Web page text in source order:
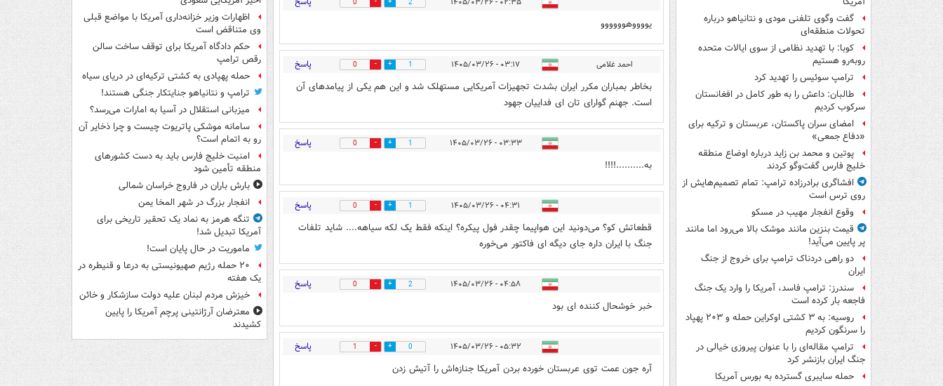
گفت وگوی تلفنی مودی و نتانیاهو درباره
تحولات منطقه‌ای
کوبا: با تهدید نظامی از سوی ایالات متحده
روبه‌رو هستیم
ترامپ سوئیس را تهدید کرد
طالبان: داعش را به طور کامل در افغانستان
سرکوب کردیم
امضای سران پاکستان، عربستان و ترکیه برای
«دفاع جمعی»
پوتین و محمد بن زاید درباره اوضاع منطقه
خلیج فارس گفت‌وگو کردند
افشاگری برادرزاده ترامپ: تمام تصمیم‌هایش از
روی ترس است
وقوع انفجار مهیب در مسکو
قیمت بنزین مانند موشک بالا می‌رود اما مانند
پر پایین می‌آید!
دو راهی دردناک ترامپ برای خروج از جنگ
ایران
سندرز: ترامپ فاسد، آمریکا را وارد یک جنگ
فاجعه بار کرده است
روسیه: به ۳ کشتی اوکراین حمله و ۲۰۳ پهپاد
را سرنگون کردیم
ترامپ مقاله‌ای را با عنوان پیروزی خیالی در
جنگ ایران بازنشر کرد
حمله سایبری گسترده به بورس آمریکا
2
0
یووووهوووووو
احمد غلامی ۰۳:۱۷ - ۱۴۰۵/۰۳/۲۶ 1
0 پاسخ
بخاطر بمباران مکرر ایران بشدت تجهیزات آمریکایی مستهلک شد و این هم یکی از پیامدهای آن
است. جهنم گوارای تان ای فداییان جهود
۰۳:۳۳ - ۱۴۰۵/۰۳/۲۶ 1
0 پاسخ
به..........!!!!
۰۴:۳۱ - ۱۴۰۵/۰۳/۲۶ 1
0 پاسخ
قطعاتش کو؟ می‌دونید این هواپیما چقدر فول پیکره؟ اینکه فقط یک لکه سیاهه.... شاید تلفات
جنگ با ایران داره جای دیگه ای فاکتور می‌خوره
۰۴:۵۸ - ۱۴۰۵/۰۳/۲۶ 2
0 پاسخ
خبر خوشحال کننده ای بود
۰۵:۳۲ - ۱۴۰۵/۰۳/۲۶ 0
1 پاسخ
آره جون عمت توی عربستان خورده بردن آمریکا جنازه‌اش را آتیش زدن
اظهارات وزیر خزانه‌داری آمریکا با مواضع قبلی
وی متناقض است
حکم دادگاه آمریکا برای توقف ساخت سالن
رقص ترامپ
حمله پهپادی به کشتی ترکیه‌ای در دریای سیاه
ترامپ و نتانیاهو جنایتکار جنگی هستند!
میزبانی استقلال در آسیا به امارات می‌رسد؟
سامانه موشکی پاتریوت چیست و چرا ذخایر آن
رو به اتمام است؟
امنیت خلیج فارس باید به دست کشورهای
منطقه تأمین شود
بارش باران در فاروج خراسان شمالی
انفجار بزرگ در شهر المخا یمن
تنگه هرمز به نماد یک تحقیر تاریخی برای
آمریکا تبدیل شد!
ماموریت در حال پایان است!
۲۰ حمله رژیم صهیونیستی به درعا و قنیطره در
یک هفته
خیزش مردم لبنان علیه دولت سازشکار و خائن
معترضان آرژانتینی پرچم آمریکا را پایین
کشیدند